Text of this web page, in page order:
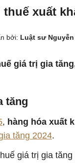
xuất
bởi: Luật sư
giá trị gia
tăng
, hàng hóa xuất
tăng 2024.
giá trị gia